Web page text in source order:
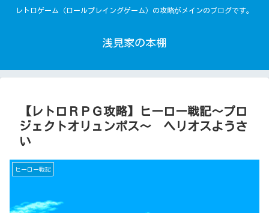
レトロゲーム（ロールプレイングゲーム）の攻略がメインのブログです。
浅見家の本棚
【レトロＲＰＧ攻略】ヒーロー戦記～プロ
ジェクトオリュンポス～ ヘリオスようさ
い
ヒーロー戦記